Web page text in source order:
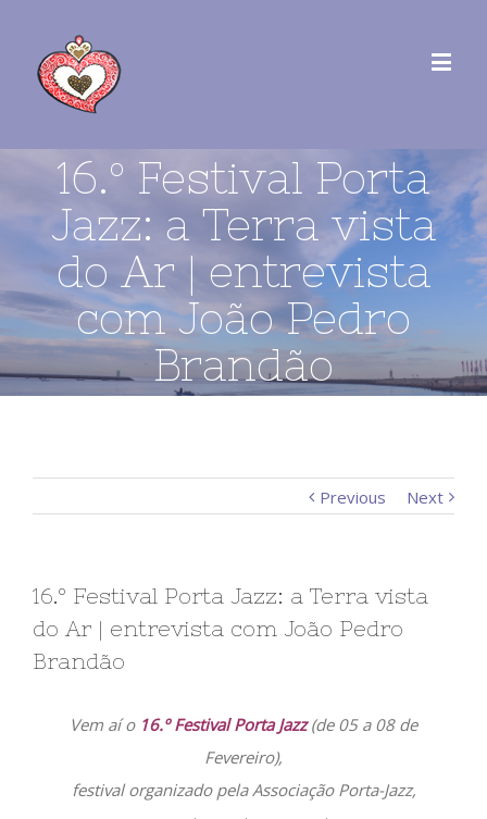
16.º Festival Porta
Jazz: a Terra vista
do Ar | entrevista
com João Pedro
Brandão
Previous Next
16.º Festival Porta Jazz: a Terra vista
do Ar | entrevista com João Pedro
Brandão
Vem aí o 16.º Festival Porta Jazz(de 05 a 08 de
Fevereiro),
festival organizado pela Associação Porta-Jazz,